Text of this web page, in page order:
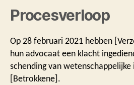
Procesverloop
Op 28 februari 2021 hebben
hun advocaat een klacht
schending van
[Betrokkene].